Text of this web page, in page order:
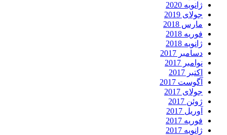
ژانویه 2020
جولای 2019
مارس 2018
فوریه 2018
ژانویه 2018
دسامبر 2017
نوامبر 2017
اکتبر 2017
آگوست 2017
جولای 2017
ژوئن 2017
آوریل 2017
فوریه 2017
ژانویه 2017